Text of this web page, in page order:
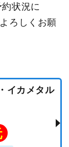
状況に
ろしくお願
イカメタル